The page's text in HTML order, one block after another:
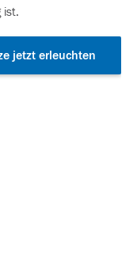
ist.
jetzt erleuchten